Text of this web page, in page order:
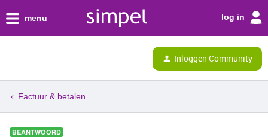
menu log in
Inloggen Community
Factuur & betalen
BEANTWOORD